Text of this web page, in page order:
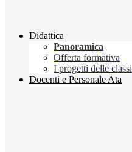
Didattica
Panoramica
Offerta formativa
I progetti delle classi
Docenti e Personale Ata